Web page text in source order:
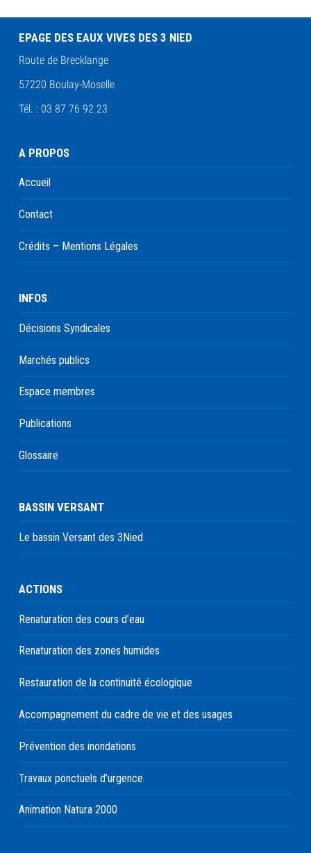
EPAGE DES EAUX VIVES DES 3 NIED
Route de Brecklange
57220 Boulay-Moselle
Tél. : 03 87 76 92 23
A PROPOS
Accueil
Contact
Crédits – Mentions Légales
INFOS
Décisions Syndicales
Marchés publics
Espace membres
Publications
Glossaire
BASSIN VERSANT
Le bassin Versant des 3Nied
ACTIONS
Renaturation des cours d’eau
Renaturation des zones humides
Restauration de la continuité écologique
Accompagnement du cadre de vie et des usages
Prévention des inondations
Travaux ponctuels d’urgence
Animation Natura 2000